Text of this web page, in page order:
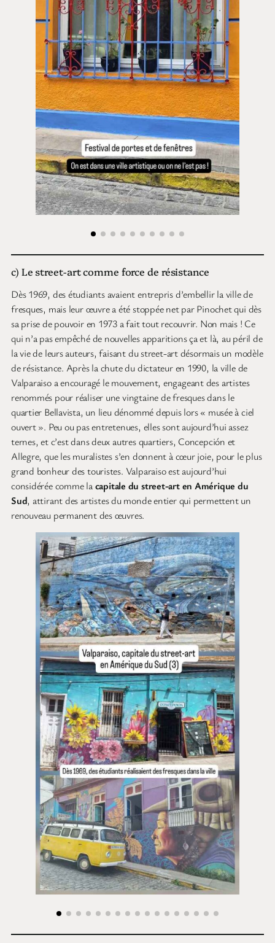
c) Le street-art comme force de résistance
Dès 1969, des étudiants avaient entrepris d’embellir la ville de
fresques, mais leur œuvre a été stoppée net par Pinochet qui dès
sa prise de pouvoir en 1973 a fait tout recouvrir. Non mais ! Ce
qui n’a pas empêché de nouvelles apparitions ça et là, au péril de
la vie de leurs auteurs, faisant du street-art désormais un modèle
de résistance. Après la chute du dictateur en 1990, la ville de
Valparaiso a encouragé le mouvement, engageant des artistes
renommés pour réaliser une vingtaine de fresques dans le
quartier Bellavista, un lieu dénommé depuis lors « musée à ciel
ouvert ». Peu ou pas entretenues, elles sont aujourd’hui assez
ternes, et c’est dans deux autres quartiers, Concepción et
Allegre, que les muralistes s’en donnent à cœur joie, pour le plus
grand bonheur des touristes. Valparaiso est aujourd’hui
considérée comme lacapitale du street-art en Amérique du
Sud, attirant des artistes du monde entier qui permettent un
renouveau permanent des œuvres.